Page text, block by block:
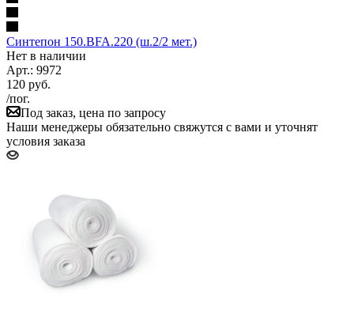
Синтепон 150.BFA.220 (ш.2/2 мет.)
Нет в наличии
Арт.: 9972
120 руб.
/пог.
Под заказ, цена по запросу
Наши менеджеры обязательно свяжутся с вами и уточнят
условия заказа